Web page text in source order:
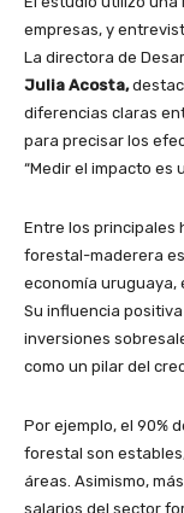
empresas, y
La directora de
Julia Acosta,
diferencias claras
para precisar los
“Medir el impacto es
Entre los principales
forestal-maderera
economía uruguaya,
Su influencia
inversiones
como un pilar del
Por ejemplo, el 90%
forestal son
áreas. Asimismo,
salarios del sector